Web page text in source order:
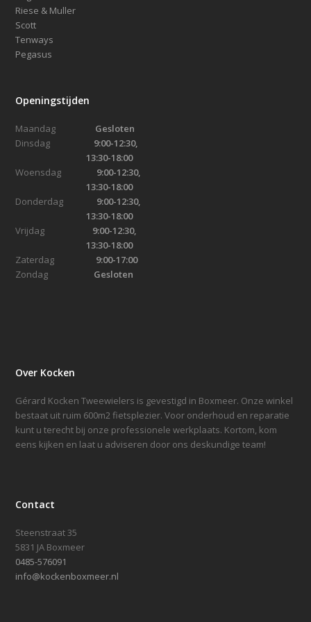
Riese & Muller
Scott
Tenways
Pegasus
Openingstijden
Maandag Gesloten
Dinsdag 9:00-12:30,
13:30-18:00
Woensdag
9:00-12:30,
13:30-18:00
Donderdag 9:00-12:30,
13:30-18:00
Vrijdag 9:00-12:30,
13:30-18:00
Zaterdag 9:00-17:00
Zondag Gesloten
Over Kocken
Gérard Kocken Tweewielers is gevestigd in Boxmeer. Onze winkel
bestaat uit ruim 600m2 fietsplezier. Voor onderhoud en reparatie
kunt u terecht bij onze professionele werkplaats. Kortom, kom
eens kijken en laat u adviseren door ons deskundige team!
Contact
Steenstraat 35
5831 JA Boxmeer
0485-576091
info@kockenboxmeer.nl